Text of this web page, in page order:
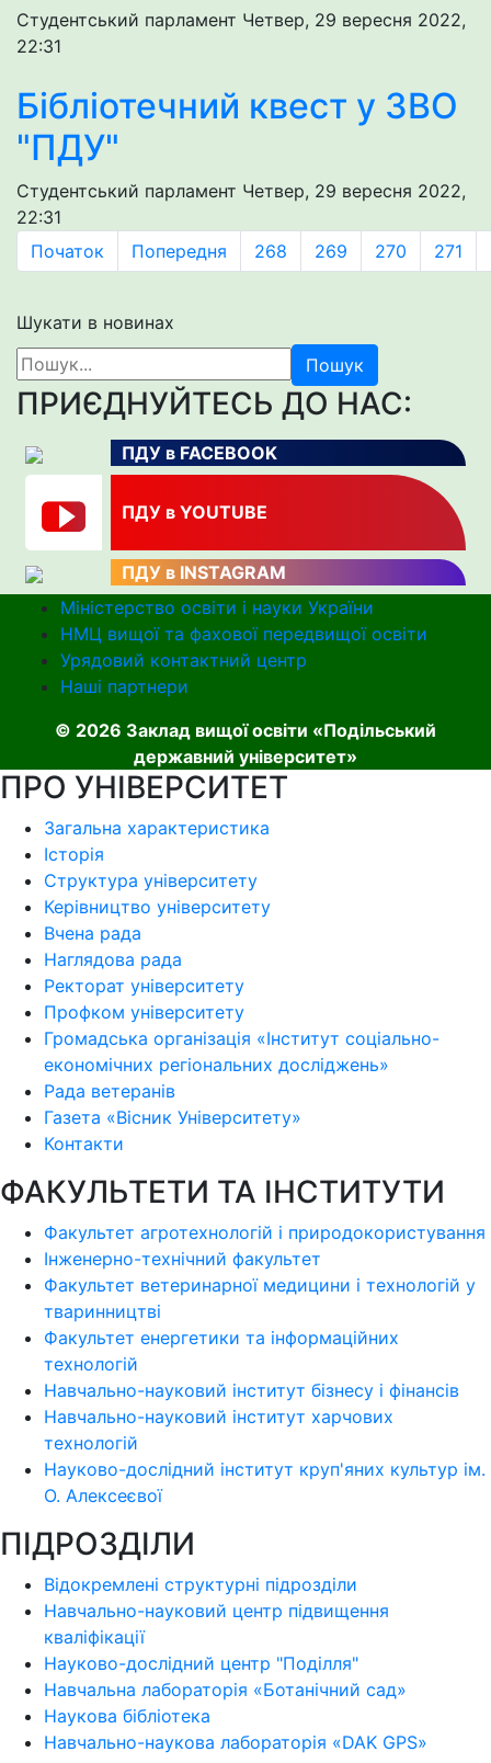
Студентський парламент Четвер, 29 вересня 2022,
22:31
Бібліотечний квест у ЗВО
"ПДУ"
Студентський парламент Четвер, 29 вересня 2022,
22:31
Початок
Попередня 268 269 270 271
Шукати в новинах
Пошук
ПРИЄДНУЙТЕСЬ ДО НАС:
ПДУ в FACEBOOK
ПДУ в YOUTUBE
ПДУ в INSTAGRAM
Міністерство освіти і науки України
НМЦ вищої та фахової передвищої освіти
Урядовий контактний центр
Наші партнери
© 2026 Заклад вищої освіти «Подільський
державний університет»
ПРО УНІВЕРСИТЕТ
Загальна характеристика
Історія
Структура університету
Керівництво університету
Вчена рада
Наглядова рада
Ректорат університету
Профком університету
Громадська організація «Інститут соціально-
економічних регіональних досліджень»
Рада ветеранів
Газета «Вісник Університету»
Контакти
ФАКУЛЬТЕТИ ТА ІНСТИТУТИ
Факультет агротехнологій і природокористування
Інженерно-технічний факультет
Факультет ветеринарної медицини і технологій у
тваринництві
Факультет енергетики та інформаційних
технологій
Навчально-науковий інститут бізнесу і фінансів
Навчально-науковий інститут харчових
технологій
Науково-дослідний інститут круп'яних культур ім.
О. Алексеєвої
ПІДРОЗДІЛИ
Відокремлені структурні підрозділи
Навчально-науковий центр підвищення
кваліфікації
Науково-дослідний центр "Поділля"
Навчальна лабораторія «Ботанічний сад»
Наукова бібліотека
Навчально-наукова лабораторія «DAK GPS»